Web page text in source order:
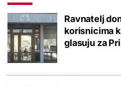
Ravnatelj
korisnicima
glasuju za